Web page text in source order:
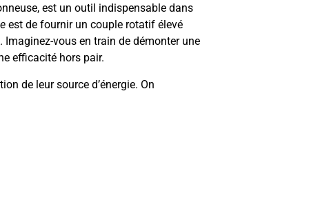
est un outil indispensable dans
est de fournir un couple rotatif élevé
vous en train de démonter une
efficacité hors pair.
de leur source d’énergie. On